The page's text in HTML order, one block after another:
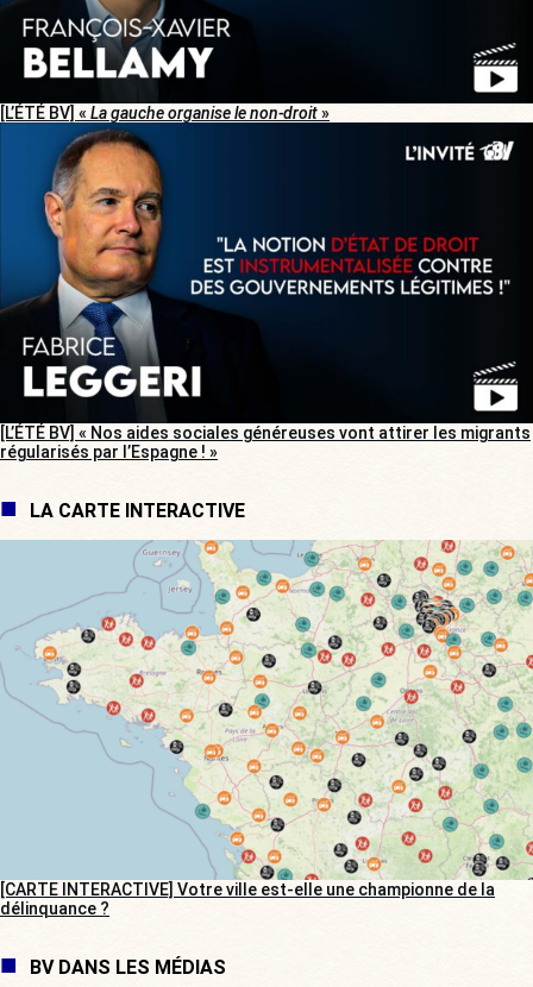
[L’ÉTÉ BV] « La gauche organise le non-droit»
[L’ÉTÉ BV] « Nos aides sociales généreuses vont attirer les migrants
régularisés par l’Espagne ! »
LA CARTE INTERACTIVE
[CARTE INTERACTIVE] Votre ville est-elle une championne de la
délinquance ?
BV DANS LES MÉDIAS